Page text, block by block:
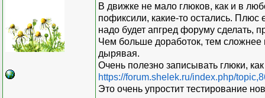
В движке не мало глюков, как и в
пофиксили, какие-то остались.
надо будет апгред форуму сделать,
Чем больше доработок, тем сложнее
дырявая.
Очень полезно записывать глюки,
https://forum.shelek.ru/index.php/
Это очень упростит тестирование